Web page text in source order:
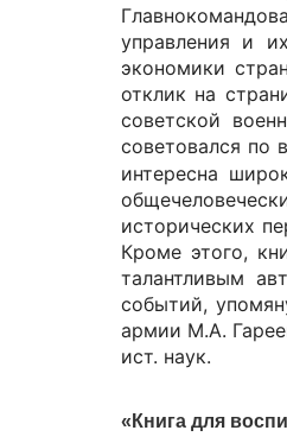
управления и
экономики
отклик на
советской
советовался по
интересна
исторических
Кроме этого,
талантливым
событий,
армии М.А.
ист. наук.
«Книга для